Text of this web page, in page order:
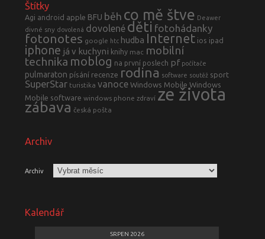
Štítky
Agi android apple BFU běh co mě štve Deawer
divné sny dovolená dovolené děti fotohádanky
fotonotes google htc hudba Internet ios ipad
iphone já v kuchyni knihy mac mobilní
technika moblog na první poslech pf počítače
pulmaraton písání recenze rodina software soutěž sport
SuperStar turistika vanoce Windows Mobile Windows
Mobile software windows phone zdraví ze života
zábava česká pošta
Archiv
Archiv
Kalendář
SRPEN 2026